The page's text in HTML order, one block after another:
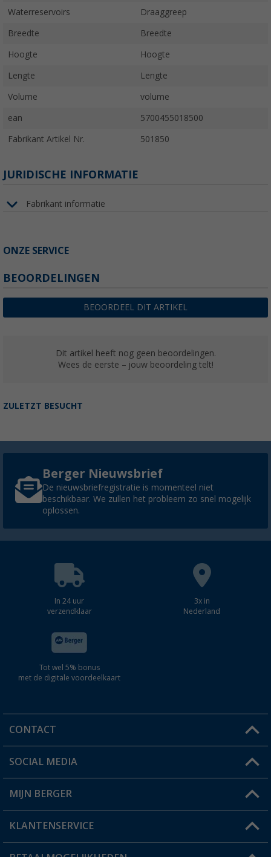
Waterreservoirs Draaggreep
Breedte Breedte
Hoogte Hoogte
Lengte Lengte
Volume volume
ean 5700455018500
Fabrikant Artikel Nr. 501850
JURIDISCHE INFORMATIE
Fabrikant informatie
ONZE SERVICE
BEOORDELINGEN
BEOORDEEL DIT ARTIKEL
Dit artikel heeft nog geen beoordelingen.
Wees de eerste – jouw beoordeling telt!
ZULETZT BESUCHT
Berger Nieuwsbrief
De nieuwsbriefregistratie is momenteel niet
beschikbaar. We zullen het probleem zo snel mogelijk
oplossen.
In 24 uur
verzendklaar
3x in
Nederland
Tot wel 5% bonus
met de digitale voordeelkaart
CONTACT
Een vraag?
Winkel vinden
SOCIAL MEDIA
MIJN BERGER
Mijn account
Status bestelling
KLANTENSERVICE